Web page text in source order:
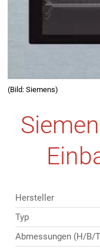
(Bild: Siemens)
Hersteller
Typ
Abmessungen (H/B/